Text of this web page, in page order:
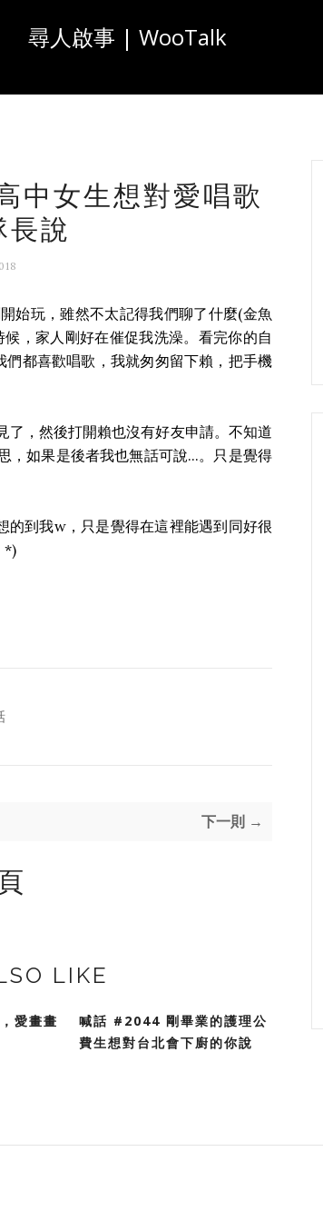
尋人啟事 | WooTalk
中女生想對愛唱歌
長說
始玩，雖然不太記得我們聊了什麼(金魚
，家人剛好在催促我洗澡。看完你的自
都喜歡唱歌，我就匆匆留下賴，把手機
，然後打開賴也沒有好友申請。不知道
，如果是後者我也無話可說...。只是覺得
的到我w，只是覺得在這裡能遇到同好很
*)
下一則 →
LIKE
愛畫畫
喊話 #2044 剛畢業的護理公
費生想對台北會下廚的你說